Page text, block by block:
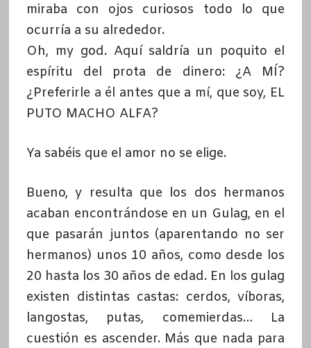
miraba con ojos curiosos todo lo que
ocurría a su alrededor.
Oh, my god. Aquí saldría un poquito el
espíritu del prota de dinero: ¿A MÍ?
¿Preferirle a él antes que a mí, que soy, EL
PUTO MACHO ALFA?
Ya sabéis que el amor no se elige.
Bueno, y resulta que los dos hermanos
acaban encontrándose en un Gulag, en el
que pasarán juntos (aparentando no ser
hermanos) unos 10 años, como desde los
20 hasta los 30 años de edad. En los gulag
existen distintas castas: cerdos, víboras,
langostas, putas, comemierdas… La
cuestión es ascender. Más que nada para